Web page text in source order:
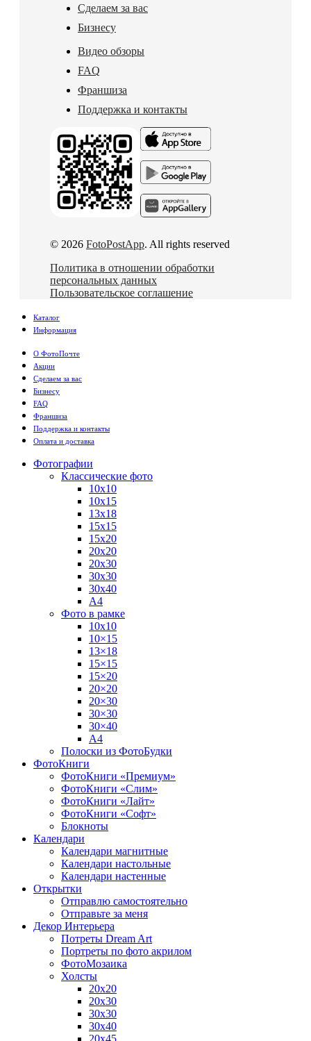
Сделаем за вас
Бизнесу
Видео обзоры
FAQ
Франшиза
Поддержка и контакты
© 2026 FotoPostApp. All rights reserved
Политика в отношении обработки
персональных данных
Пользовательское соглашение
Каталог
Информация
О ФотоПочте
Акции
Сделаем за вас
Бизнесу
FAQ
Франшиза
Поддержка и контакты
Оплата и доставка
Фотографии
Классические фото
10х10
10х15
13х18
15х15
15х20
20х20
20х30
30х30
30х40
А4
Фото в рамке
10х10
10×15
13×18
15×15
15×20
20×20
20×30
30×30
30×40
A4
Полоски из ФотоБудки
ФотоКниги
ФотоКниги «Премиум»
ФотоКниги «Слим»
ФотоКниги «Лайт»
ФотоКниги «Софт»
Блокноты
Календари
Календари магнитные
Календари настольные
Календари настенные
Открытки
Отправлю самостоятельно
Отправьте за меня
Декор Интерьера
Потреты Dream Art
Портреты по фото акрилом
ФотоМозаика
Холсты
20х20
20х30
30х30
30х40
20х45